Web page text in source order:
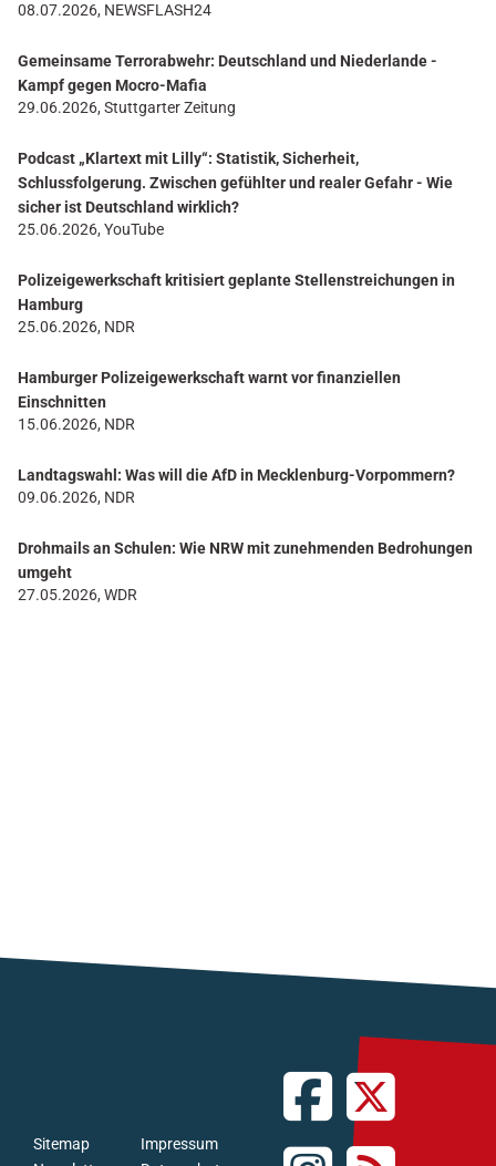
08.07.2026, NEWSFLASH24
Gemeinsame Terrorabwehr: Deutschland und Niederlande -
Kampf gegen Mocro-Mafia
29.06.2026, Stuttgarter Zeitung
Podcast „Klartext mit Lilly“: Statistik, Sicherheit,
Schlussfolgerung. Zwischen gefühlter und realer Gefahr - Wie
sicher ist Deutschland wirklich?
25.06.2026, YouTube
Polizeigewerkschaft kritisiert geplante Stellenstreichungen in
Hamburg
25.06.2026, NDR
Hamburger Polizeigewerkschaft warnt vor finanziellen
Einschnitten
15.06.2026, NDR
Landtagswahl: Was will die AfD in Mecklenburg-Vorpommern?
09.06.2026, NDR
Drohmails an Schulen: Wie NRW mit zunehmenden Bedrohungen
umgeht
27.05.2026, WDR
Sitemap
Impressum